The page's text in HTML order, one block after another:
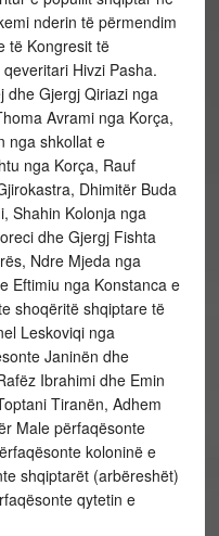
nderin të përmendim
të Kongresit të
Hivzi Pasha.
dhe Gjergj Qiriazi nga
Avrami nga Korça,
nga shkollat e
nga Korça, Rauf
Dhimitër Buda
Shahin Kolonja nga
dhe Gjergj Fishta
Ndre Mjeda nga
Eftimiu nga Konstanca e
shoqëritë shqiptare të
Leskoviqi nga
Janinën dhe
Ibrahimi dhe Emin
Tiranën, Adhem
Male përfaqësonte
koloninë e
shqiptarët (arbëreshët)
qytetin e